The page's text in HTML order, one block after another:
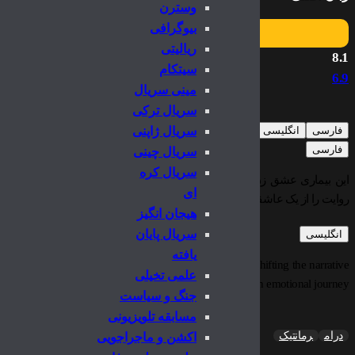
وسترن
بیوگرافی
ریالیتی
سیتکام
مینی سریال
سریال ترکی
سریال ژاپنی
سریال چینی
سریال کره
ای
هیجان انگیز
سریال پایان
یافته
علمی تخیلی
جنگ و سیاست
مسابقه تلویزیونی
اکشن و ماجراجویی
8.1
6.9
فارسی
انگلیسی
فارسی
این بیماری عشق زن و شوهر را به گونه‌ای به چالش می‌کشد که هرگز
روایت را از یک عاشقانه شیرین به یک سفر عاطفی تغییر می‌دهد.
انگلیسی
the couple’s love in a way they never anticipated, shifting the narrative
from a sweet romance to an emotional journey.
درام رمانتیک